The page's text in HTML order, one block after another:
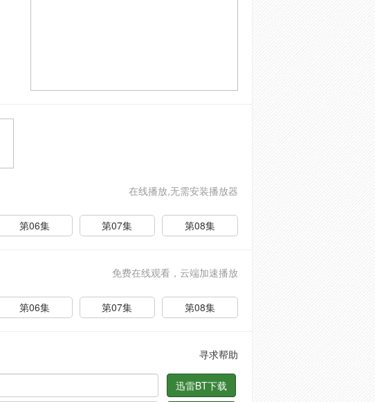
在线播放,无需安装播放器
第06集 第07集 第08集
免费在线观看，云端加速播放
第06集 第07集 第08集
寻求帮助
迅雷BT下载